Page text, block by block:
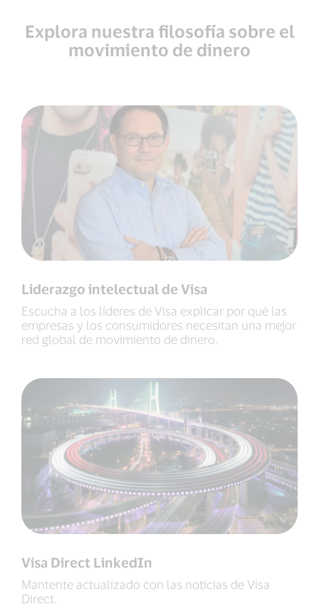
Explora nuestra filosofía sobre el
movimiento de dinero
Liderazgo intelectual de Visa
Escucha a los líderes de Visa explicar por qué las
empresas y los consumidores necesitan una mejor
red global de movimiento de dinero.
Visa Direct LinkedIn
Mantente actualizado con las noticias de Visa
Direct.